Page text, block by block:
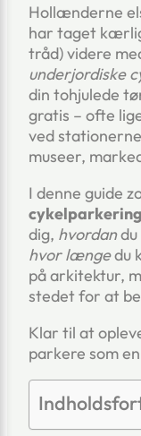
Hollænderne
har taget
tråd) videre
underjordiske
din tohjulede
gratis – ofte
ved
museer,
I denne guide
dig, hvordandu
hvor længedu
på arkitektur,
stedet for at
Klar til at
parkere som